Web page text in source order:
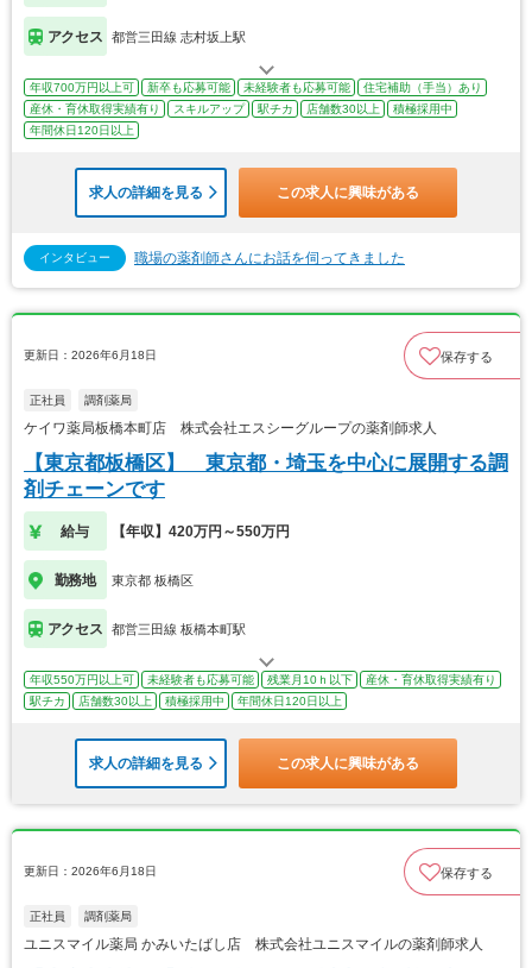
アクセス 都営三田線 志村坂上駅
年収700万円以上可 新卒も応募可能 未経験者も応募可能
住宅補助（手当）あり
産休・育休取得実績有り
スキルアップ 駅チカ 店舗数30以上
積極採用中
年間休日120日以上
求人の詳細を見る この求人に興味がある
インタビュー 職場の薬剤師さんにお話を伺ってきました
更新日：2026年6月18日 保存する
正社員 調剤薬局
ケイワ薬局板橋本町店 株式会社エスシーグループの薬剤師求人
【東京都板橋区】 東京都・埼玉を中心に展開する調
剤チェーンです
給与 【年収】420万円～550万円
勤務地 東京都 板橋区
アクセス 都営三田線 板橋本町駅
年収550万円以上可 未経験者も応募可能 残業月10ｈ以下
産休・育休取得実績有り
駅チカ
店舗数30以上 積極採用中 年間休日120日以上
求人の詳細を見る この求人に興味がある
更新日：2026年6月18日 保存する
正社員 調剤薬局
ユニスマイル薬局 かみいたばし店 株式会社ユニスマイルの薬剤師求人